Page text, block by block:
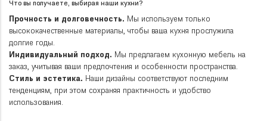
Что вы получаете, выбирая наши кухни?
Прочность и долговечность. Мы используем только
высококачественные материалы, чтобы ваша кухня прослужила
долгие годы.
Индивидуальный подход. Мы предлагаем кухонную мебель на
заказ, учитывая ваши предпочтения и особенности пространства.
Стиль и эстетика. Наши дизайны соответствуют последним
тенденциям, при этом сохраняя практичность и удобство
использования.